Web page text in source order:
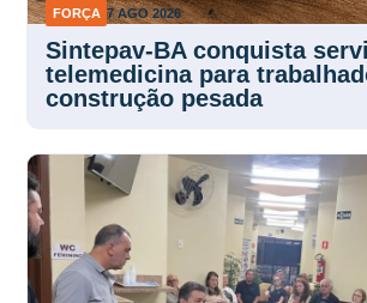
FORÇA 7 AGO 2026
Sintepav-BA conquista
telemedicina para
construção pesada